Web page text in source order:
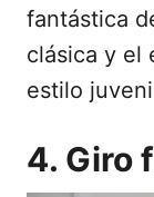
fantástica
clásica y el
estilo
4. Giro